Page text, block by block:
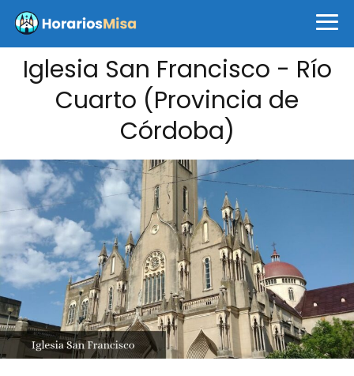
Iglesia San Francisco - Río
Cuarto (Provincia de
Córdoba)